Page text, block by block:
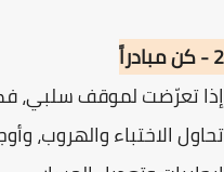
2 - كن مبادراً
إذا تعرّضت لموقف سلبي،
تحاول الاختباء والهروب،